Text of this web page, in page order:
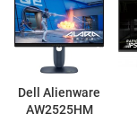
Dell Alienware
AW2525HM